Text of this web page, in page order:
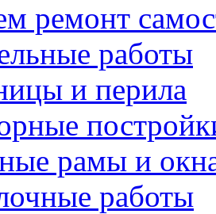
ремонт
работы
и перила
рамы и
работы